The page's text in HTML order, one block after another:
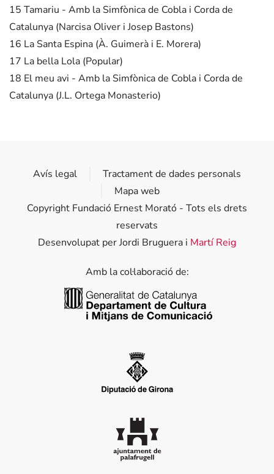
15 Tamariu - Amb la Simfònica de Cobla i Corda de
Catalunya (Narcisa Oliver i Josep Bastons)
16 La Santa Espina (À. Guimerà i E. Morera)
17 La bella Lola (Popular)
18 El meu avi - Amb la Simfònica de Cobla i Corda de
Catalunya (J.L. Ortega Monasterio)
Avís legal
Tractament de dades personals
Mapa web
Copyright Fundació Ernest Morató - Tots els drets
reservats
Desenvolupat per Jordi Bruguera i Martí Reig
Amb la col·laboració de:
Generalitat de Catalunya
Diputació de Girona
Ajuntament de Palafrugell